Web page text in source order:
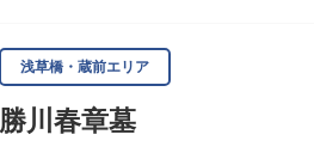
浅草橋・蔵前エリア
勝川春章墓